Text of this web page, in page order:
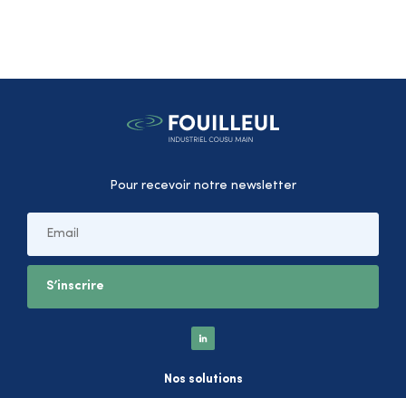
Pour recevoir notre newsletter
Nos solutions